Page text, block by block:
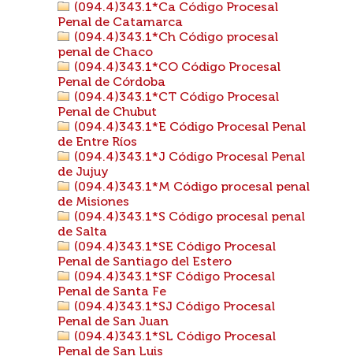
(094.4)343.1*Ca Código Procesal
Penal de Catamarca
(094.4)343.1*Ch Código procesal
penal de Chaco
(094.4)343.1*CO Código Procesal
Penal de Córdoba
(094.4)343.1*CT Código Procesal
Penal de Chubut
(094.4)343.1*E Código Procesal Penal
de Entre Ríos
(094.4)343.1*J Código Procesal Penal
de Jujuy
(094.4)343.1*M Código procesal penal
de Misiones
(094.4)343.1*S Código procesal penal
de Salta
(094.4)343.1*SE Código Procesal
Penal de Santiago del Estero
(094.4)343.1*SF Código Procesal
Penal de Santa Fe
(094.4)343.1*SJ Código Procesal
Penal de San Juan
(094.4)343.1*SL Código Procesal
Penal de San Luis